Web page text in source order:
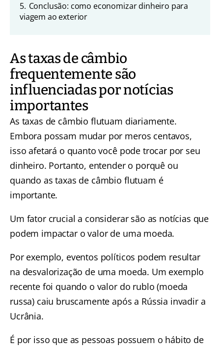
5. Conclusão: como economizar dinheiro para
viagem ao exterior
As taxas de câmbio
frequentemente são
influenciadas por notícias
importantes
As taxas de câmbio flutuam diariamente.
Embora possam mudar por meros centavos,
isso afetará o quanto você pode trocar por seu
dinheiro. Portanto, entender o porquê ou
quando as taxas de câmbio flutuam é
importante.
Um fator crucial a considerar são as notícias que
podem impactar o valor de uma moeda.
Por exemplo, eventos políticos podem resultar
na desvalorização de uma moeda. Um exemplo
recente foi quando o valor do rublo (moeda
russa) caiu bruscamente após a Rússia invadir a
Ucrânia.
É por isso que as pessoas possuem o hábito de